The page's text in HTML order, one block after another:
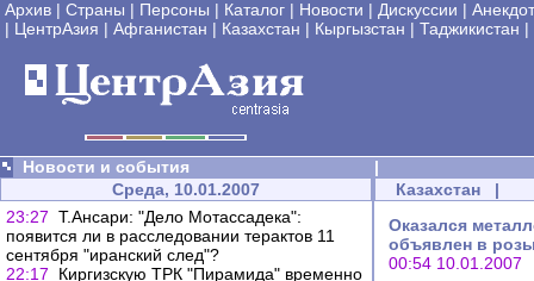
Архив | Страны | Персоны | Каталог | Новости | Дискуссии |
| ЦентрАзия | Афганистан | Казахстан | Кыргызстан | Таджикистан |
Новости и события
|
Среда, 10.01.2007
23:27 Т.Ансари: "Дело Мотассадека":
появится ли в расследовании терактов 11
сентября "иранский след"?
22:17
Киргизскую ТРК "Пирамида" временно
Казахстан |
Оказался
объявлен в
00:54 10.01.2007